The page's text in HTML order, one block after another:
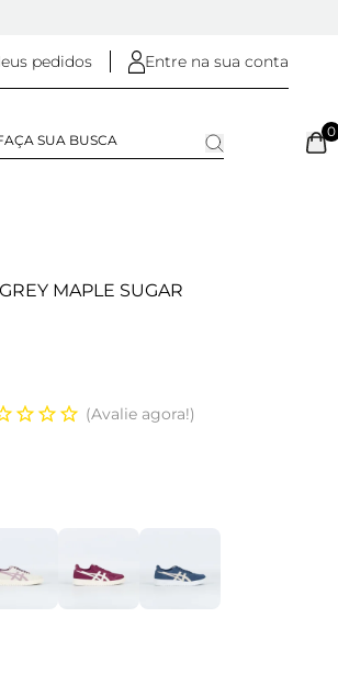
pedidos Entre na sua conta
0
MAPLE SUGAR
Avalie agora!